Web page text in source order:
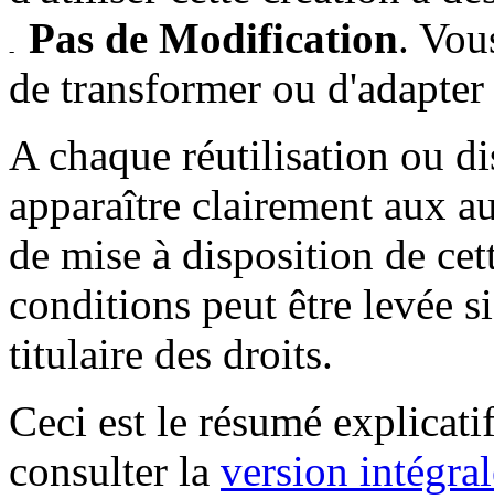
Pas de Modification.
de transformer ou
A chaque réutilisation ou
apparaître clairement aux
de mise à disposition de
conditions peut être levée
titulaire des droits.
Ceci est le résumé
consulter la version